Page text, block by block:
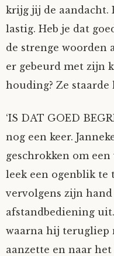
krijg jij de aandacht.
lastig. Heb je dat
de strenge woorden
er gebeurd met zijn
houding? Ze staarde
‘IS DAT GOED
nog een keer.
geschrokken om
leek een ogenblik te
vervolgens zijn
afstandbediening
waarna hij terugliep
aanzette en naar